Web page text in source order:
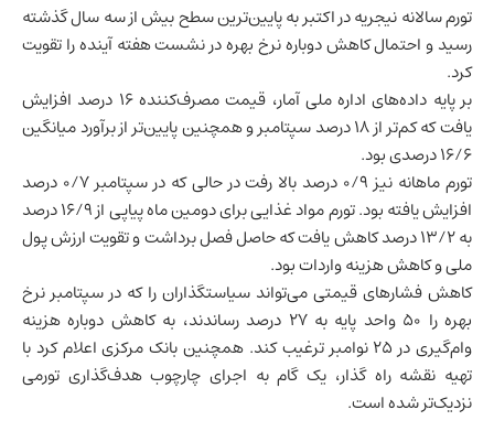
تورم سالانهنیجریهدر اکتبر به پایین‌ترین سطح بیش از سه سال گذشته
رسید و احتمال کاهش دوباره نرخ بهره در نشست هفته آینده را تقویت
کرد.
بر پایه داده‌های اداره ملی آمار، قیمت مصرف‌کننده ۱۶ درصد افزایش
یافت که کم‌تر از ۱۸ درصد سپتامبر و همچنین پایین‌تر از برآورد میانگین
۱۶/۶ درصدی بود.
تورم ماهانه نیز ۰/۹ درصد بالا رفت در حالی که در سپتامبر ۰/۷ درصد
افزایش یافته بود. تورم مواد غذایی برای دومین ماه پیاپی از ۱۶/۹ درصد
به ۱۳/۲ درصد کاهش یافت که حاصل فصل برداشت و تقویت ارزش پول
ملی و کاهش هزینه واردات بود.
کاهش فشارهای قیمتی می‌تواند سیاستگذاران را که در سپتامبر نرخ
بهره را ۵۰ واحد پایه به ۲۷ درصد رساندند، به کاهش دوباره هزینه
وام‌گیری در ۲۵ نوامبر ترغیب کند. همچنین بانک مرکزی اعلام کرد با
تهیه نقشه راه گذار، یک گام به اجرای چارچوب هدف‌گذاری تورمی
نزدیک‌تر شده است.